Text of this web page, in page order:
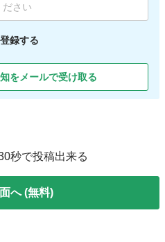
録する
をメールで受け取る
秒で投稿出来る
へ (無料)